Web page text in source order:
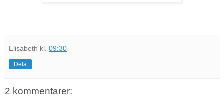
Elisabeth kl. 09:30
Dela
2 kommentarer: